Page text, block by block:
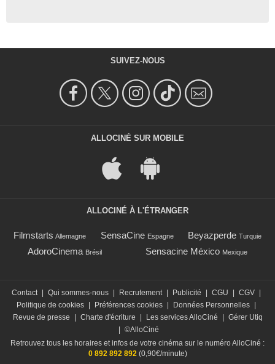
SUIVEZ-NOUS
ALLOCINÉ SUR MOBILE
ALLOCINÉ À L'ÉTRANGER
Filmstarts Allemagne SensaCine Espagne Beyazperde Turquie
AdoroCinema Brésil Sensacine México Mexique
Contact | Qui sommes-nous | Recrutement | Publicité | CGU | CGV |
Politique de cookies | Préférences cookies | Données Personnelles |
Revue de presse
| Charte d'écriture | Les services AlloCiné | Gérer Utiq
| ©AlloCiné
Retrouvez tous les horaires et infos de votre cinéma sur le numéro AlloCiné :
0 892 892 892(0,90€/minute)